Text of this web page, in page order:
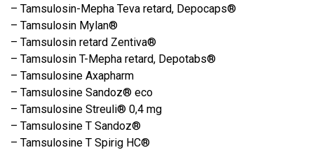
– Tamsulosin-Mepha Teva retard, Depocaps®
– Tamsulosin Mylan®
– Tamsulosin retard Zentiva®
– Tamsulosin T-Mepha retard, Depotabs®
– Tamsulosine Axapharm
– Tamsulosine Sandoz® eco
– Tamsulosine Streuli® 0,4 mg
– Tamsulosine T Sandoz®
– Tamsulosine T Spirig HC®